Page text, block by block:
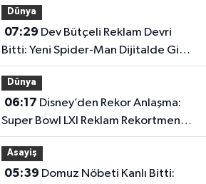
Dünya
07:29
Bitti: Yeni Spider-Man Dijitalde Gişe
Rekorlarını Altüst Etti!
Dünya
06:17
Super Bowl LXI Reklam Rekortmeni
Oldu!
Asayiş
05:39